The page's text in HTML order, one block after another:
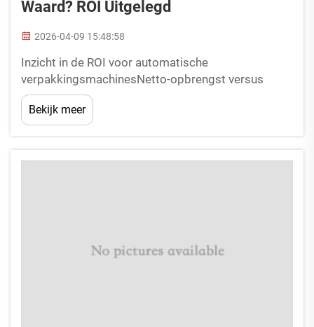
Waard? ROI Uitgelegd
2026-04-09 15:48:58
Inzicht in de ROI voor automatische
verpakkingsmachinesNetto-opbrengst versus
totale eigendomskosten: de kernvergelijking voor
ROIReturn on Investment (ROI) kwantificeert de
winstgevendheid door de netto-opbrengst te
Voor automatische verpakkingsystemen...
Bekijk meer